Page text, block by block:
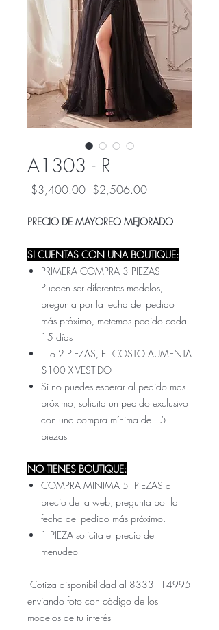
A1303 - R
$3,400.00 Precio
$2,506.00Precio
oferta
PRECIO DE MAYOREO MEJORADO
SI CUENTAS CON UNA BOUTIQUE:
PRIMERA COMPRA 3 PIEZAS
Pueden ser diferentes modelos,
pregunta por la fecha del pedido
más próximo, metemos pedido cada
15 días
1 o 2 PIEZAS, EL COSTO AUMENTA
$100 X VESTIDO
Si no puedes esperar al pedido mas
próximo, solicita un pedido exclusivo
con una compra mínima de 15
piezas
NO TIENES BOUTIQUE:
COMPRA MINIMA 5 PIEZAS al
precio de la web, pregunta por la
fecha del pedido más próximo.
1 PIEZA solicita el precio de
menudeo
Cotiza disponibilidad al 8333114995
enviando foto con código de los
modelos de tu interés